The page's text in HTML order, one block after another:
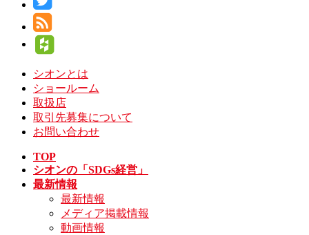
シオンとは
ショールーム
取扱店
取引先募集について
お問い合わせ
TOP
シオンの「SDGs経営」
最新情報
最新情報
メディア掲載情報
動画情報